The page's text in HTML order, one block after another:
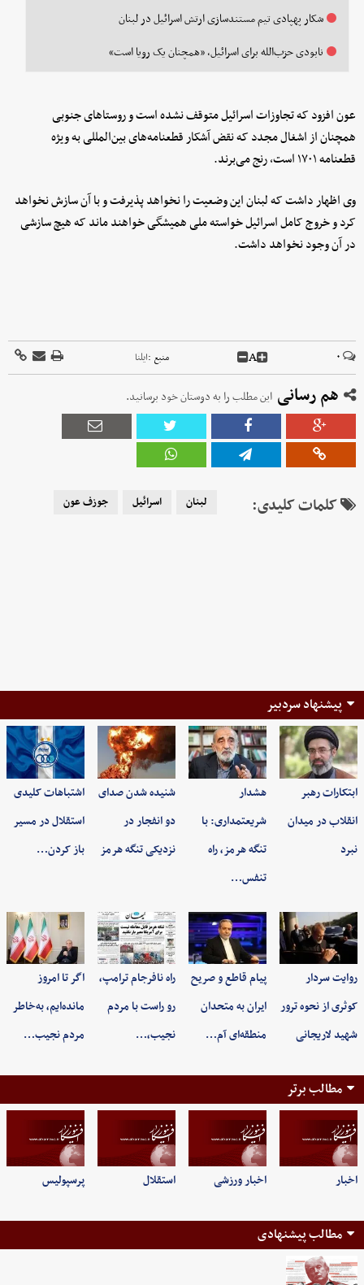
شکار پهپادی تیم مستندسازی ارتش اسرائیل در لبنان
نابودی حزب‌الله برای اسرائیل، «همچنان یک رویا است»
‌عون افزود که تجاوزات اسرائیل متوقف نشده است و روستاهای جنوبی
همچنان از اشغال مجدد که نقض آشکار قطعنامه‌های بین‌المللی به ویژه
قطعنامه ۱۷۰۱ است، رنج می‌برند.
وی اظهار داشت که لبنان این وضعیت را نخواهد پذیرفت و با آن سازش نخواهد
کرد و خروج کامل اسرائیل خواسته ملی همیشگی خواهند ماند که هیچ سازشی
در آن وجود نخواهد داشت.
۰ A منبع :ایلنا
هم رسانی این مطلب را به دوستان خود برسانید.
کلمات کلیدی: لبنان اسرائیل جوزف عون
پیشنهاد سردبیر
ابتکارات رهبر
انقلاب در میدان
نبرد
هشدار
شریعتمداری: با
تنگه هرمز، راه
تنفس…
شنیده شدن صدای
دو انفجار در
نزدیکی تنگه هرمز
اشتباهات کلیدی
استقلال در مسیر
باز کردن…
روایت سردار
کوثری از نحوه ترور
شهید لاریجانی
پیام قاطع و صریح
ایران به متحدان
منطقه‌ای آم…
راه نافرجام ترامپ،
رو راست با مردم
نجیب،…
اگر تا امروز
مانده‌ایم، به‌خاطر
مردم نجیب…
مطالب برتر
اخبار اخبار ورزشی استقلال پرسپولیس
مطالب پیشنهادی